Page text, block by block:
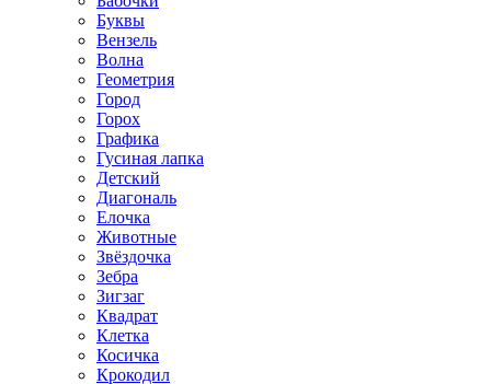
Буквы
Вензель
Волна
Геометрия
Город
Горох
Графика
Гусиная лапка
Детский
Диагональ
Елочка
Животные
Звёздочка
Зебра
Зигзаг
Квадрат
Клетка
Косичка
Крокодил